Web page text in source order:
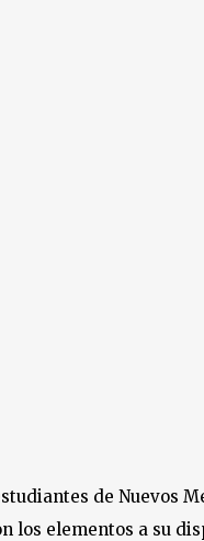
de Nuevos
los elementos a su